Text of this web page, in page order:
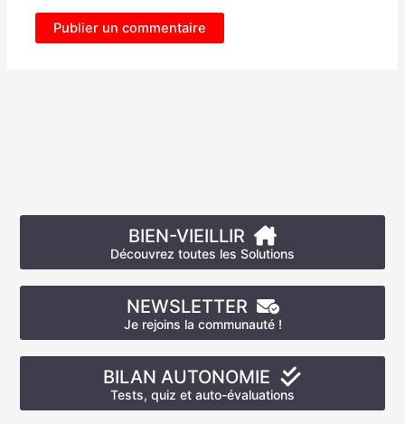
BIEN-VIEILLIR
Découvrez toutes les Solutions
NEWSLETTER
Je rejoins la communauté !
BILAN AUTONOMIE
Tests, quiz et auto-évaluations